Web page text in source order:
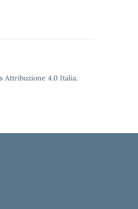
Attribuzione 4.0 Italia.